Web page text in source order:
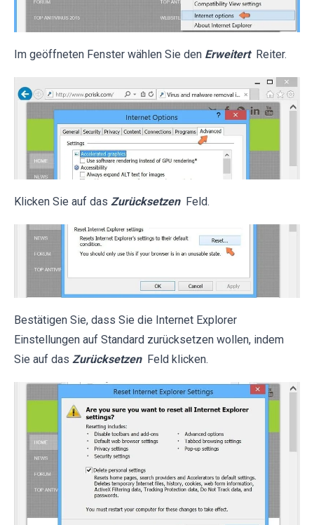
Im geöffneten Fenster wählen Sie den Erweitert Reiter.
Klicken Sie auf das Zurücksetzen Feld.
Bestätigen Sie, dass Sie die Internet Explorer
Einstellungen auf Standard zurücksetzen wollen, indem
Sie auf das Zurücksetzen Feld klicken.